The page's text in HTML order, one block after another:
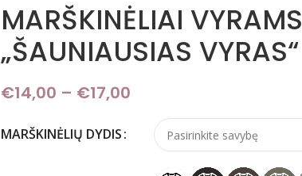
MARŠKINĖLIAI VYRAMS
„ŠAUNIAUSIAS VYRAS“
€14,00 – €17,00
MARŠKINĖLIŲ DYDIS